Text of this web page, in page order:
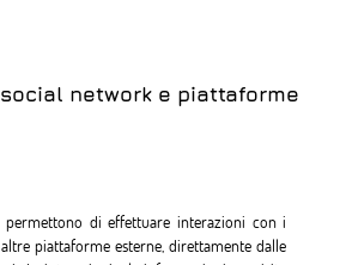
network e piattaforme
permettono di effettuare interazioni con i
piattaforme esterne, direttamente dalle